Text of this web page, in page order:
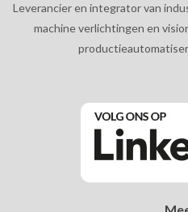
Leverancier en integrator van
machine verlichtingen en